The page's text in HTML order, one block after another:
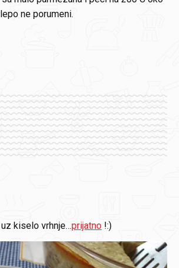
ne porumeni.
kiselo vrhnje…prijatno !:)